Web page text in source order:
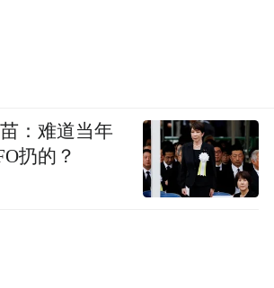
：难道当年
扔的？